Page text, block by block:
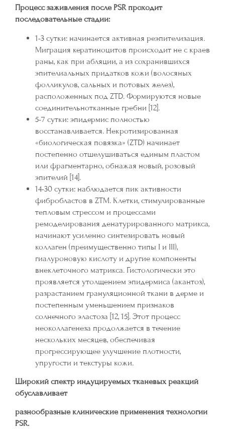
Процесс заживления после PSR проходит
последовательные стадии:
1-3 сутки: начинается активная реэпителизация.
Миграция кератиноцитов происходит не с краев
раны, как при абляции, а из сохранившихся
эпителиальных придатков кожи (волосяных
фолликулов, сальных и потовых желез),
расположенных под ZTD. Формируются новые
соединительнотканные гребни [12].
5-7 сутки: эпидермис полностью
восстанавливается. Некротизированная
«биологическая повязка» (ZTD) начинает
постепенно отшелушиваться единым пластом
или фрагментарно, обнажая новый, розовый
эпителий [14].
14-30 сутки: наблюдается пик активности
фибробластов в ZTM. Клетки, стимулированные
тепловым стрессом и процессами
ремоделирования денатурированного матрикса,
начинают усиленно синтезировать новый
коллаген (преимущественно типы I и III),
гиалуроновую кислоту и другие компоненты
внеклеточного матрикса. Гистологически это
проявляется утолщением эпидермиса (акантоз),
разрастанием грануляционной ткани в дерме и
постепенным уменьшением признаков
солнечного эластоза [12, 15]. Этот процесс
неоколлагенеза продолжается в течение
нескольких месяцев, обеспечивая
прогрессирующее улучшение плотности,
упругости и текстуры кожи.
Широкий спектр индуцируемых тканевых реакций
обуславливает
разнообразные клинические применения технологии
PSR.